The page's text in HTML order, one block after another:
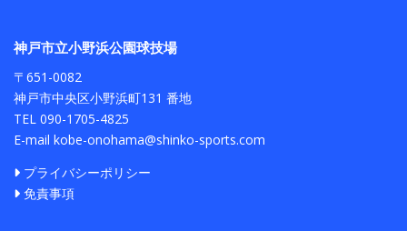
神戸市立小野浜公園球技場
〒651-0082
神戸市中央区小野浜町131 番地
TEL 090-1705-4825
E-mail kobe-onohama@shinko-sports.com
プライバシーポリシー
免責事項